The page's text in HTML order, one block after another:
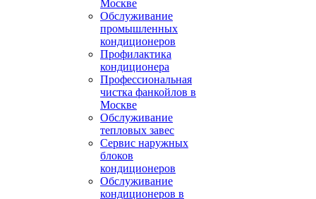
Москве
Обслуживание
промышленных
кондиционеров
Профилактика
кондиционера
Профессиональная
чистка фанкойлов в
Москве
Обслуживание
тепловых завес
Сервис наружных
блоков
кондиционеров
Обслуживание
кондиционеров в